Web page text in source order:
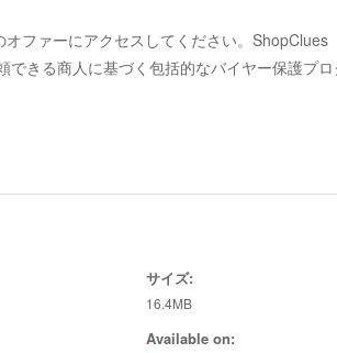
ファーにアクセスしてください。ShopClues
きる商人に基づく包括的なバイヤー保護プ
す製品と売り手について。
クーポンは利用可能です。
サイズ:
16.4MB
Available on: